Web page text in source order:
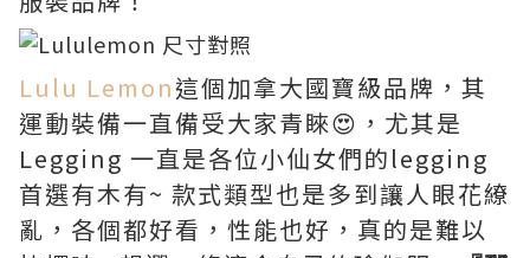
Lulu Lemon這個加拿大國寶級品牌，其
運動裝備一直備受大家青睞😍，尤其是
Legging 一直是各位小仙女們的legging
首選有木有~ 款式類型也是多到讓人眼花繚
亂，各個都好看，性能也好，真的是難以